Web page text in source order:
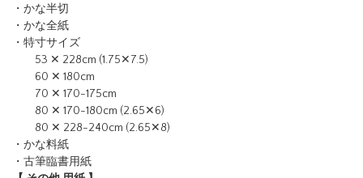
・かな半切
・かな全紙
・特寸サイズ
53 ✕ 228cm (1.75✕7.5)
60 ✕ 180cm
70 ✕ 170-175cm
80 ✕ 170-180cm (2.65✕6)
80 ✕ 228-240cm (2.65✕8)
・かな料紙
・古筆臨書用紙